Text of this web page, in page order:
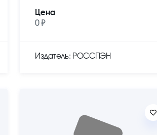
Цена
0 ₽
Издатель: РОССПЭН